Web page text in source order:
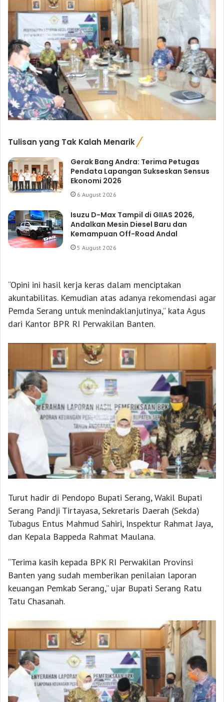
Tulisan yang Tak Kalah Menarik
Gerak Bang Andra: Terima Petugas
Pendata Lapangan Sukseskan Sensus
Ekonomi 2026
6 August 2026
Isuzu D-Max Tampil di GIIAS 2026,
Andalkan Mesin Diesel Baru dan
Kemampuan Off-Road Andal
5 August 2026
“Opini ini hasil kerja keras dalam menciptakan
akuntabilitas. Kemudian atas adanya rekomendasi agar
Pemda Serang untuk menindaklanjutinya,” kata Agus
dari Kantor BPR RI Perwakilan Banten.
Turut hadir di Pendopo Bupati Serang, Wakil Bupati
Serang Pandji Tirtayasa, Sekretaris Daerah (Sekda)
Tubagus Entus Mahmud Sahiri, Inspektur Rahmat Jaya,
dan Kepala Bappeda Rahmat Maulana.
“Terima kasih kepada BPK RI Perwakilan Provinsi
Banten yang sudah memberikan penilaian laporan
keuangan Pemkab Serang,” ujar Bupati Serang Ratu
Tatu Chasanah.